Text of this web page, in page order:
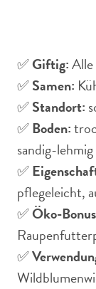
✅Giftig:
✅Samen:
✅Standort:
✅Boden:
sandig-
✅
pflegeleicht,
✅Öko-
✅